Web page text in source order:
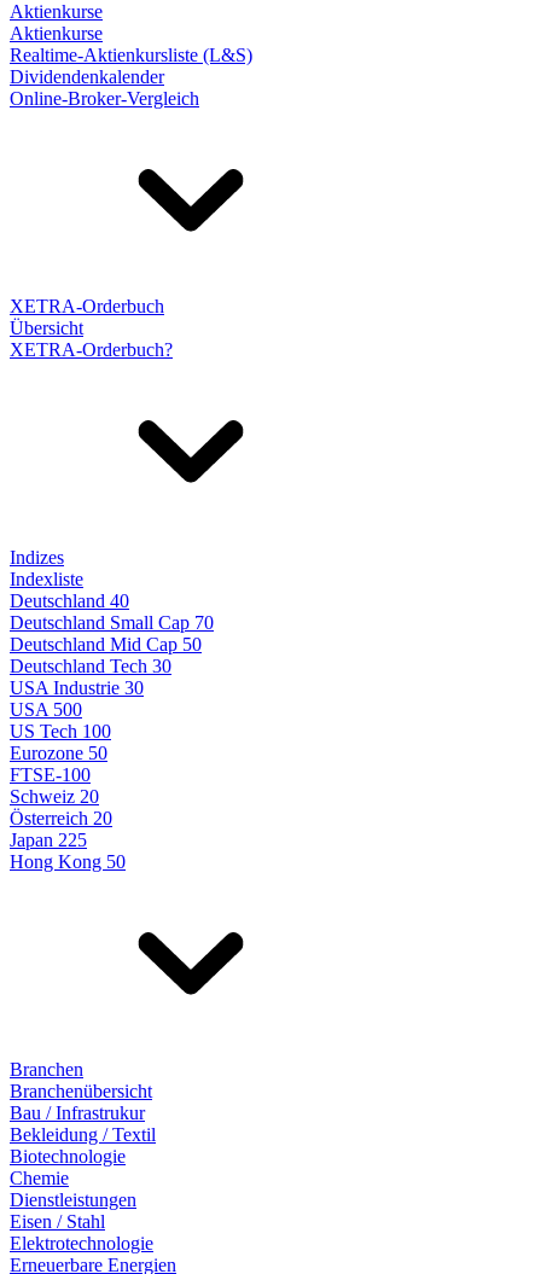
Aktienkurse
Aktienkurse
Realtime-Aktienkursliste (L&S)
Dividendenkalender
Online-Broker-Vergleich
XETRA-Orderbuch
Übersicht
XETRA-Orderbuch?
Indizes
Indexliste
Deutschland 40
Deutschland Small Cap 70
Deutschland Mid Cap 50
Deutschland Tech 30
USA Industrie 30
USA 500
US Tech 100
Eurozone 50
FTSE-100
Schweiz 20
Österreich 20
Japan 225
Hong Kong 50
Branchen
Branchenübersicht
Bau / Infrastrukur
Bekleidung / Textil
Biotechnologie
Chemie
Dienstleistungen
Eisen / Stahl
Elektrotechnologie
Erneuerbare Energien